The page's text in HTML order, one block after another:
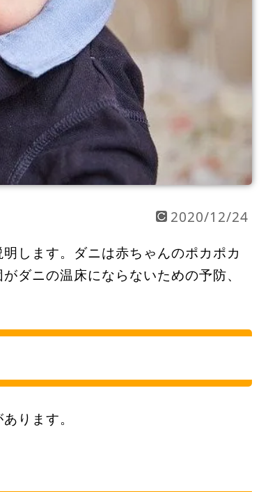
2020/12/24
します。ダニは赤ちゃんのポカポカ
ダニの温床にならないための予防、
ります。